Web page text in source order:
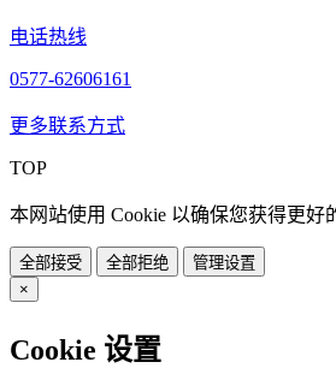
电话热线
0577-62606161
更多联系方式
TOP
本网站使用 Cookie 以确保您获得更好
全部接受 全部拒绝
管理设置
×
Cookie 设置